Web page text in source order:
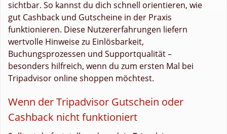
sichtbar. So kannst du dich schnell orientieren, wie
gut Cashback und Gutscheine in der Praxis
funktionieren. Diese Nutzererfahrungen liefern
wertvolle Hinweise zu Einlösbarkeit,
Buchungsprozessen und Supportqualität –
besonders hilfreich, wenn du zum ersten Mal bei
Tripadvisor online shoppen möchtest.
Wenn der Tripadvisor Gutschein oder
Cashback nicht funktioniert